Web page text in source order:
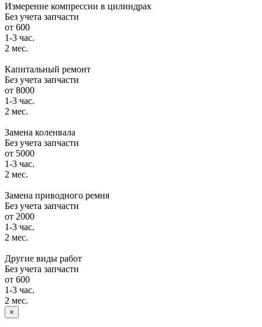
Измерение компрессии в цилиндрах
Без учета запчасти
от 600
1-3 час.
2 мес.
Капитальный ремонт
Без учета запчасти
от 8000
1-3 час.
2 мес.
Замена коленвала
Без учета запчасти
от 5000
1-3 час.
2 мес.
Замена приводного ремня
Без учета запчасти
от 2000
1-3 час.
2 мес.
Другие виды работ
Без учета запчасти
от 600
1-3 час.
2 мес.
×